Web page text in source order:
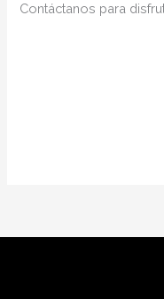
Contáctanos para